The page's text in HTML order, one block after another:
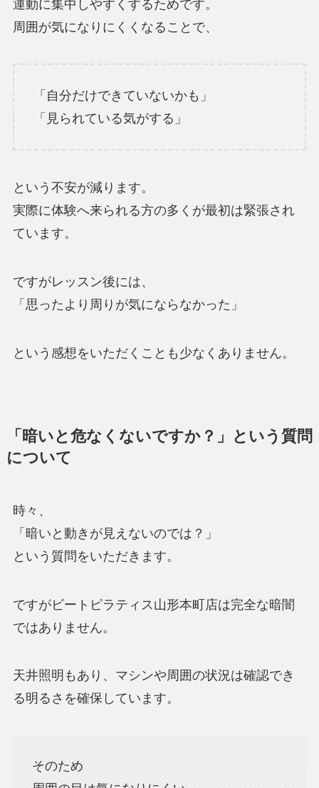
運動に集中しやすくするためです。
周囲が気になりにくくなることで、
「自分だけできていないかも」
「見られている気がする」
という不安が減ります。
実際に体験へ来られる方の多くが最初は緊張され
ています。
ですがレッスン後には、
「思ったより周りが気にならなかった」
という感想をいただくことも少なくありません。
「暗いと危なくないですか？」という質問
について
時々、
「暗いと動きが見えないのでは？」
という質問をいただきます。
ですがビートピラティス山形本町店は完全な暗闇
ではありません。
天井照明もあり、マシンや周囲の状況は確認でき
る明るさを確保しています。
そのため